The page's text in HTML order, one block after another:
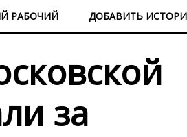
РАБОЧИЙ ДОБАВИТЬ
за